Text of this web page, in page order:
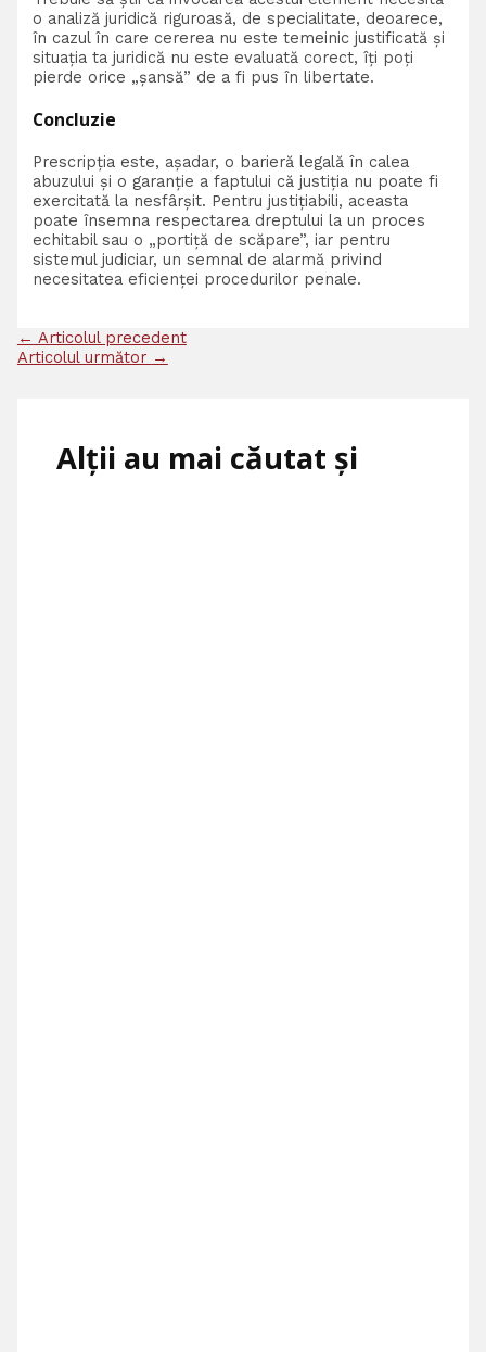
o analiză juridică riguroasă, de specialitate, deoarece,
în cazul în care cererea nu este temeinic justificată și
situația ta juridică nu este evaluată corect, îți poți
pierde orice „șansă” de a fi pus în libertate.
Concluzie
Prescripția este, așadar, o barieră legală în calea
abuzului și o garanție a faptului că justiția nu poate fi
exercitată la nesfârșit. Pentru justițiabili, aceasta
poate însemna respectarea dreptului la un proces
echitabil sau o „portiță de scăpare”, iar pentru
sistemul judiciar, un semnal de alarmă privind
necesitatea eficienței procedurilor penale.
← Articolul precedent
Articolul următor →
Alții au mai căutat și